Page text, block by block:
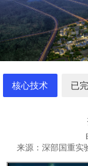
核心技术 已
来源：深部国重实